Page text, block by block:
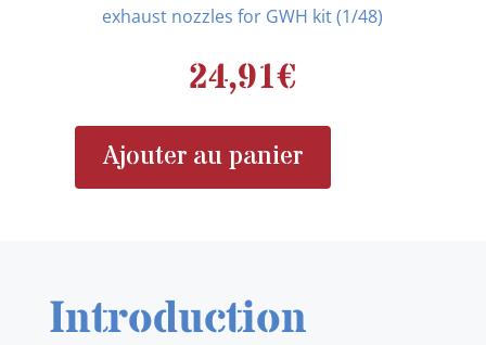
exhaust nozzles for GWH kit (1/48)
24,91€
quantitéAjouter au panier
Introduction